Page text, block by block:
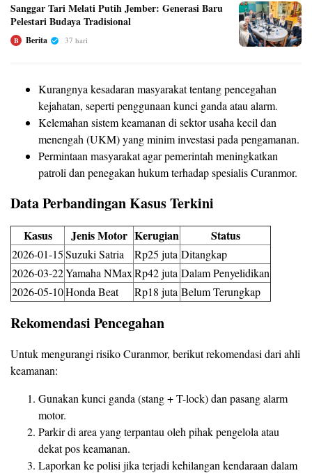
Sanggar Tari Melati Putih Jember: Generasi Baru
Pelestari Budaya Tradisional
B Berita 37 hari
Kurangnya kesadaran masyarakat tentang pencegahan
kejahatan, seperti penggunaan kunci ganda atau alarm.
Kelemahan sistem keamanan di sektor usaha kecil dan
menengah (UKM) yang minim investasi pada pengamanan.
Permintaan masyarakat agar pemerintah meningkatkan
patroli dan penegakan hukum terhadap spesialis Curanmor.
Data Perbandingan Kasus Terkini
Kasus Jenis Motor Kerugian Status
2026-01-15Suzuki Satria Rp25 juta Ditangkap
2026-03-22Yamaha NMaxRp42 juta Dalam Penyelidikan
2026-05-10Honda Beat Rp18 juta Belum Terungkap
Rekomendasi Pencegahan
Untuk mengurangi risiko Curanmor, berikut rekomendasi dari ahli
keamanan:
Gunakan kunci ganda (stang + T-lock) dan pasang alarm
motor.
Parkir di area yang terpantau oleh pihak pengelola atau
dekat pos keamanan.
Laporkan ke polisi jika terjadi kehilangan kendaraan dalam